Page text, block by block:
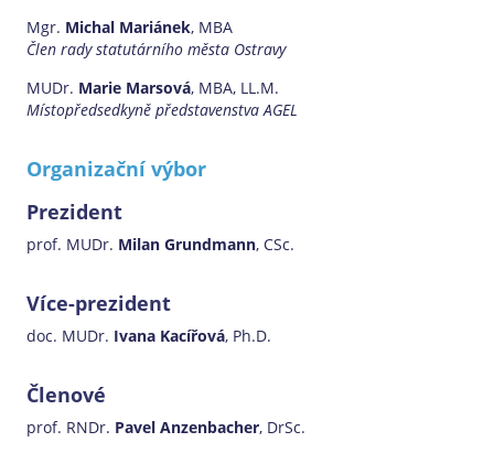
Mgr. Michal Mariánek, MBA
Člen rady statutárního města Ostravy
MUDr. Marie Marsová, MBA, LL.M.
Místopředsedkyně představenstva AGEL
Organizační výbor
Prezident
prof. MUDr. Milan Grundmann, CSc.
Více-prezident
doc. MUDr. Ivana Kacířová, Ph.D.
Členové
prof. RNDr. Pavel Anzenbacher, DrSc.